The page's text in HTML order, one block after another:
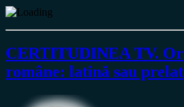
CERTITUDINEA TV.
române: latină sau